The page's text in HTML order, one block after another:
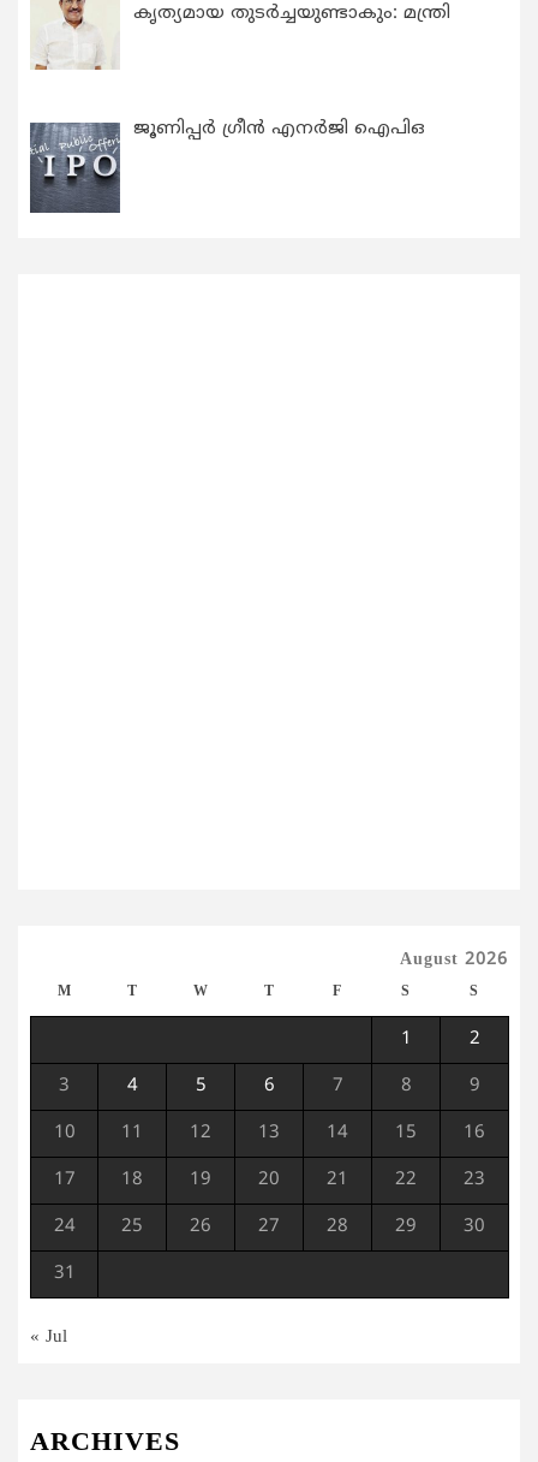
കൃത്യമായ തുടര്‍ച്ചയുണ്ടാകും: മന്ത്രി
ജൂണിപ്പർ ഗ്രീൻ എനർജി ഐപിഒ
August 2026
M T W T F S S
1 2
3 4 5 6 7 8 9
10 11 12 13 14 15 16
17 18 19 20 21 22 23
24 25 26 27 28 29 30
31
« Jul
ARCHIVES